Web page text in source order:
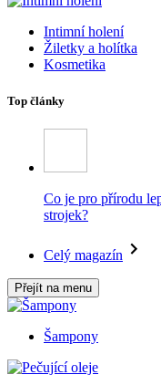
Intimní holení
Žiletky a holítka
Kosmetika
Top články
Co je pro přírodu
strojek?
Celý magazín
Přejít na menu
Šampony